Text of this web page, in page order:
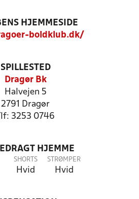
HJEMMESIDE
boldklub.dk/
SPILLESTED
Dragør Bk
Halvejen 5
2791 Dragør
Tlf: 3253 0746
HJEMME
SHORTS
Hvid
STRØMPER
Hvid